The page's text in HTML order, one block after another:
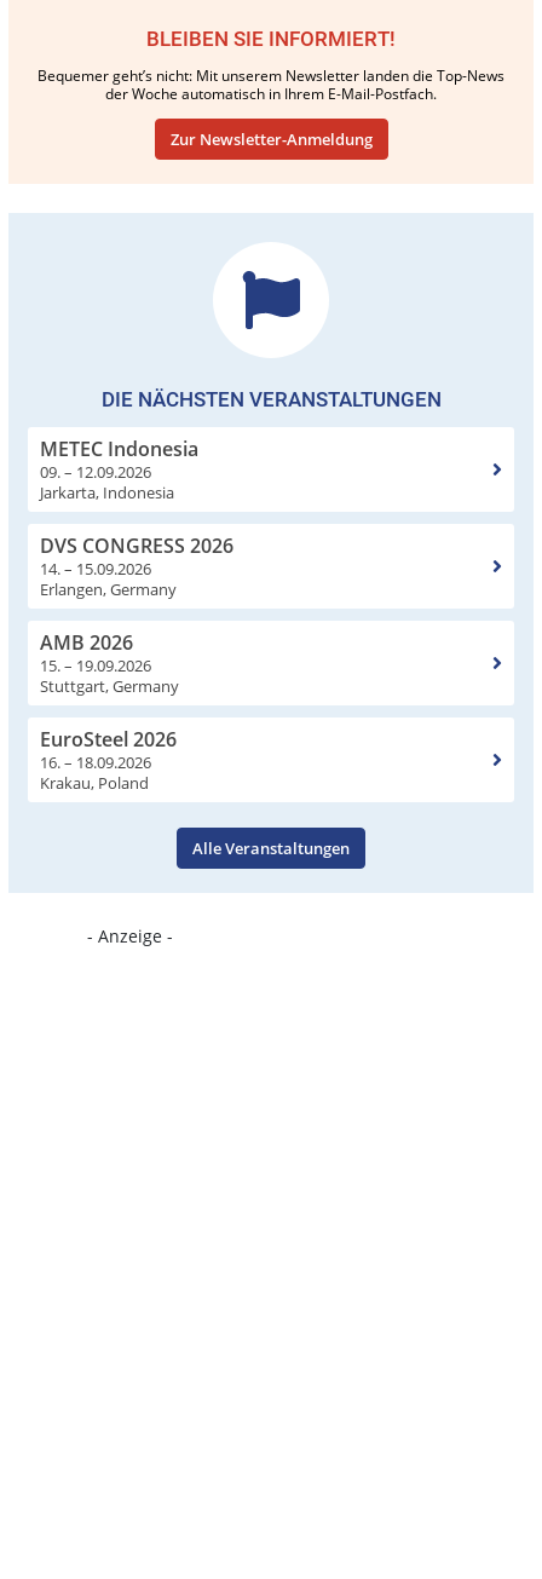
BLEIBEN SIE INFORMIERT!
Bequemer geht’s nicht: Mit unserem Newsletter landen die Top-News
der Woche automatisch in Ihrem E-Mail-Postfach.
Zur Newsletter-Anmeldung
DIE NÄCHSTEN VERANSTALTUNGEN
METEC Indonesia
09. – 12.09.2026
Jarkarta, Indonesia
DVS CONGRESS 2026
14. – 15.09.2026
Erlangen, Germany
AMB 2026
15. – 19.09.2026
Stuttgart, Germany
EuroSteel 2026
16. – 18.09.2026
Krakau, Poland
Alle Veranstaltungen
- Anzeige -